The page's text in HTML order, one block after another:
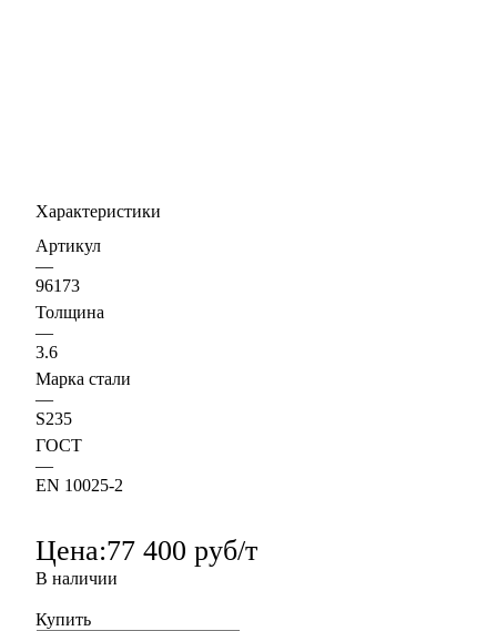
Характеристики
Артикул
—
96173
Толщина
—
3.6
Марка стали
—
S235
ГОСТ
—
EN 10025-2
Цена:77 400 руб/т
В наличии
Купить